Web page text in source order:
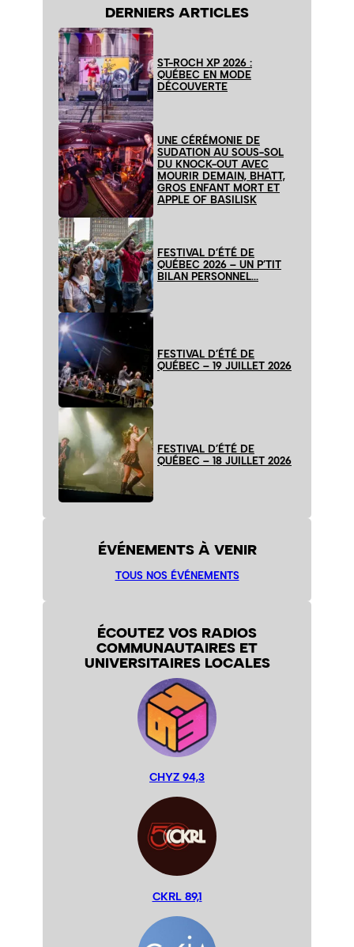
DERNIERS ARTICLES
ST-ROCH XP 2026 :
QUÉBEC EN MODE
DÉCOUVERTE
UNE CÉRÉMONIE DE
SUDATION AU SOUS-SOL
DU KNOCK-OUT AVEC
MOURIR DEMAIN, BHATT,
GROS ENFANT MORT ET
APPLE OF BASILISK
FESTIVAL D’ÉTÉ DE
QUÉBEC 2026 – UN P’TIT
BILAN PERSONNEL…
FESTIVAL D’ÉTÉ DE
QUÉBEC – 19 JUILLET 2026
FESTIVAL D’ÉTÉ DE
QUÉBEC – 18 JUILLET 2026
ÉVÉNEMENTS À VENIR
TOUS NOS ÉVÉNEMENTS
ÉCOUTEZ VOS RADIOS
COMMUNAUTAIRES ET
UNIVERSITAIRES LOCALES
CHYZ 94,3
CKRL 89,1